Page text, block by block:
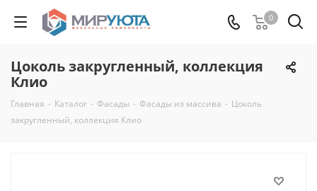
0
Цоколь закругленный, коллекция
Клио
Главная - Каталог - Фасады - Фасады из массива - Цоколь
закругленный, коллекция Клио